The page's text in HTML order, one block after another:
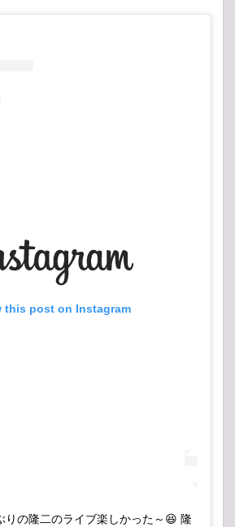
this post on Instagram
りの隆二のライブ楽しかった～😆 隆